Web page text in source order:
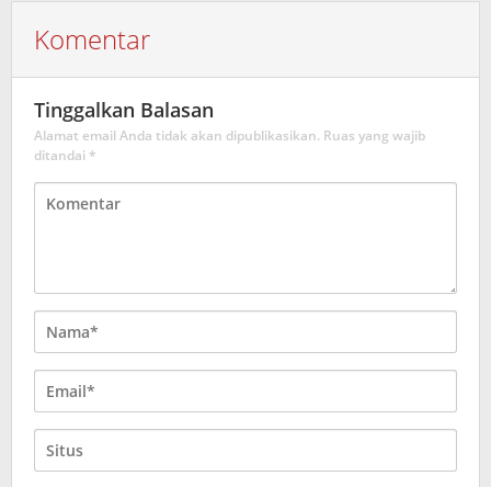
Komentar
Tinggalkan Balasan
Alamat email Anda tidak akan dipublikasikan. Ruas yang wajib
ditandai *